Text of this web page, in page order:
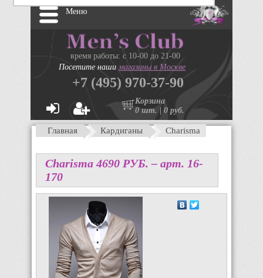
Меню
время работы: с 10-00 до 21-00
Посетите нашимагазины в Москве
+7 (495) 970-37-90
Корзина
0 шт. | 0 руб.
Главная Кардиганы Charisma
Charisma4690 PУБ. – арт. 16-
170